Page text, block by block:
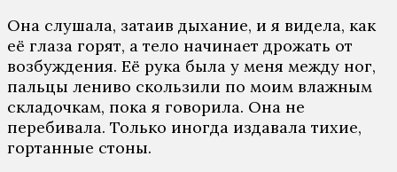
Она слушала, затаив дыхание, и я видела, как
её глаза горят, а тело начинает дрожать от
возбуждения. Её рука была у меня между ног,
пальцы лениво скользили по моим влажным
складочкам, пока я говорила. Она не
перебивала. Только иногда издавала тихие,
гортанные стоны.